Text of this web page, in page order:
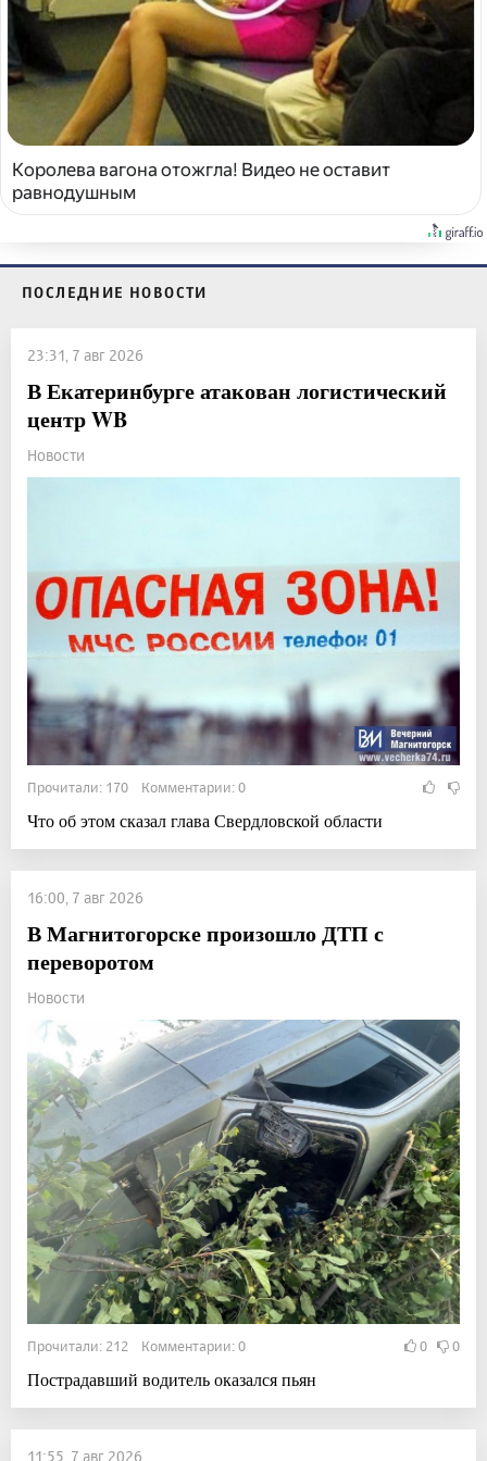
Королева вагона отожгла! Видео не оставит
равнодушным
ПОСЛЕДНИЕ НОВОСТИ
23:31, 7 авг 2026
В Екатеринбурге атакован логистический
центр WB
Новости
Прочитали: 170 Комментарии: 0
Что об этом сказал глава Свердловской области
16:00, 7 авг 2026
В Магнитогорске произошло ДТП с
переворотом
Новости
Прочитали: 212 Комментарии: 0 0 0
Пострадавший водитель оказался пьян
11:55, 7 авг 2026